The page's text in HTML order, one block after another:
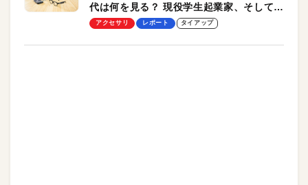
代は何を見る？ 現役学生起業家、そして教
授による体験会レポート【PR】
アクセサリ レポート タイアップ